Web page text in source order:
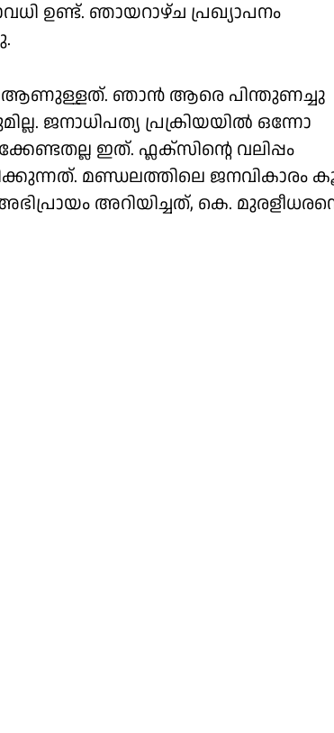
ഉണ്ട്. ഞായറാഴ്ച പ്രഖ്യാപനം
ഞാൻ ആരെ പിന്തുണച്ചു
ജനാധിപത്യ പ്രക്രിയയിൽ ഒന്നോ
ഇത്. ഫ്ലക്സിന്റെ വലിപ്പം
മണ്ഡലത്തിലെ ജനവികാരം
അറിയിച്ചത്, കെ.